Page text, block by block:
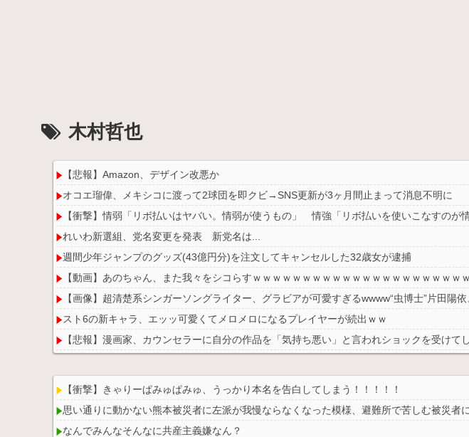
木村哲也
【悲報】Amazon、デザイン改悪か
オコエ瑠偉、メキシコに渡って2球団を即クビ→SNS更新が3ヶ月間止まって消息不明に
【衝撃】情弱「リボ払いはヤバい。情弱が使うもの」 情強「リボ払いを使いこなす
れいわ新選組、党名変更を発表 新党名は...
週間少年ジャンプのグッズ(43億円分)を注文してキャンセルした32歳女が逮捕
【動画】あのちゃん、また我々をシコらすｗｗｗｗｗｗｗｗｗｗｗｗｗｗｗｗｗｗｗｗｗ
【画像】超清楚系シンガーソングライター、グラビアが可愛すぎるwwww“虫博士”片田
スト6の新キャラ、エッッ可愛くてメロメロになるプレイヤーが続出ｗｗ
【悲報】漫画家、カウンセラーに自分の作品を「気持ち悪い」と言われショックを受けて
Powered by livedoor 相互RSS
【衝撃】きゃりーぱみゅぱみゅ、うっかり本名を告白してしまう！！！！！
思い通りに動かない熊本被災者に左派が我慢ならなくなった模様、避難所で苦しむ被災者
なんでみんなそんなに共産主義嫌なん？